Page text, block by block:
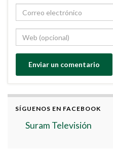
SÍGUENOS EN FACEBOOK
Suram Televisión